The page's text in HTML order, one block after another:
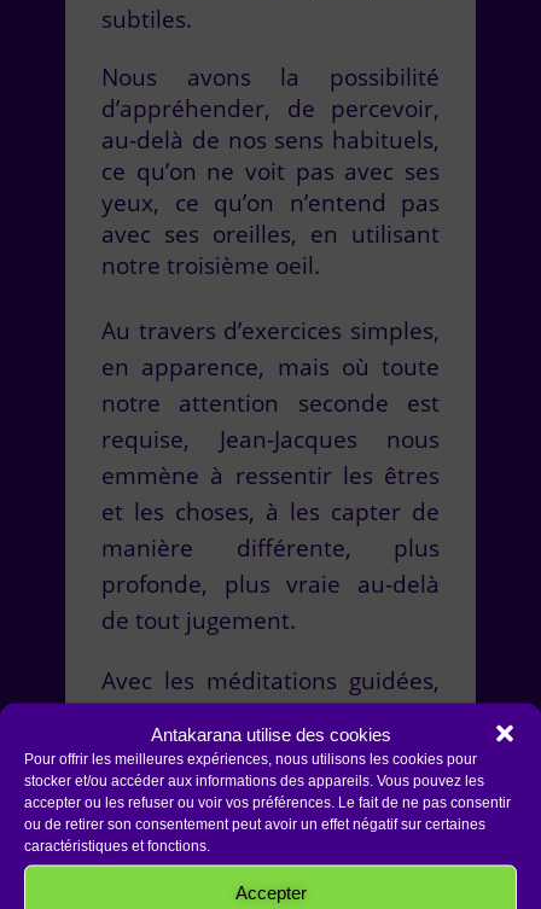
Antakarana utilise des cookies
Pour offrir les meilleures expériences, nous utilisons les cookies pour
stocker et/ou accéder aux informations des appareils. Vous pouvez les
accepter ou les refuser ou voir vos préférences. Le fait de ne pas consentir
ou de retirer son consentement peut avoir un effet négatif sur certaines
caractéristiques et fonctions.
Accepter
subtiles.
Nous avons la possibilité
d’appréhender, de percevoir,
au-delà de nos sens habituels,
ce qu’on ne voit pas avec ses
yeux, ce qu’on n’entend pas
avec ses oreilles, en utilisant
notre troisième oeil.
Au travers d’exercices simples,
en apparence, mais où toute
notre attention seconde est
requise, Jean-Jacques nous
emmène à ressentir les êtres
et les choses, à les capter de
manière différente, plus
profonde, plus vraie au-delà
de tout jugement.
Avec les méditations guidées,
Jacques: “Les Sphères de
Lumière”, le mental se pose
juste là où il faut, permettant,
de fait, à l’intuition d’élargir le
champ de conscience.